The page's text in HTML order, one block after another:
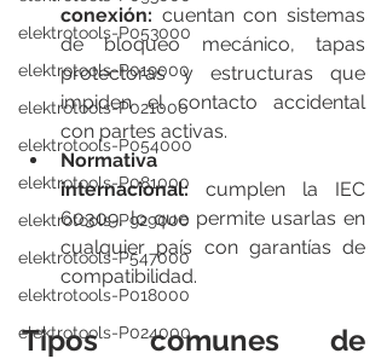
elektrotools-P053000
elektrotools-P019000
elektrotools-P021000
elektrotools-P054000
elektrotools-P081000
elektrotools-P929000
elektrotools-P547000
elektrotools-P018000
elektrotools-P024000
conexión: cuentan con sistemas
de bloqueo mecánico, tapas
protectoras y estructuras que
impiden el contacto accidental
con partes activas.
Normativa
internacional: cumplen la IEC
60309, lo que permite usarlas en
cualquier país con garantías de
compatibilidad.
Tipos comunes de